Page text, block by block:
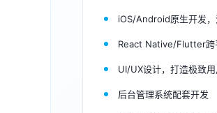
iOS/Android原生开发
React Native/Flutter跨
UI/UX设计，打造极致
后台管理系统配套开发